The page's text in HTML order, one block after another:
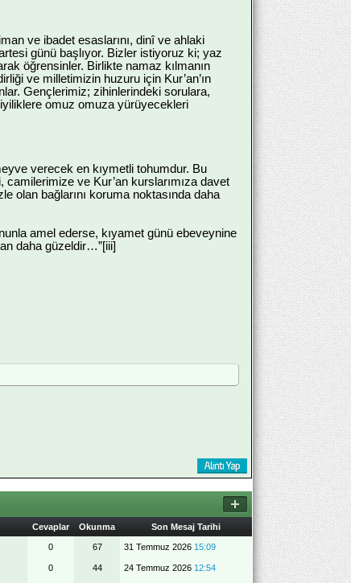
ve ibadet esaslarını, dinî ve ahlaki
günü başlıyor. Bizler istiyoruz ki; yaz
öğrensinler. Birlikte namaz kılmanın
ve milletimizin huzuru için Kur’an’ın
Gençlerimiz; zihinlerindeki sorulara,
omuz omuza yürüyecekleri
verecek en kıymetli tohumdur. Bu
camilerimize ve Kur’an kurslarımıza davet
olan bağlarını koruma noktasında daha
amel ederse, kıyamet günü ebeveynine
daha güzeldir…”[iii]
Cevaplar Okunma Son Mesaj Tarihi
0 67 31 Temmuz 2026 15:09
0 44 24 Temmuz 2026 12:54